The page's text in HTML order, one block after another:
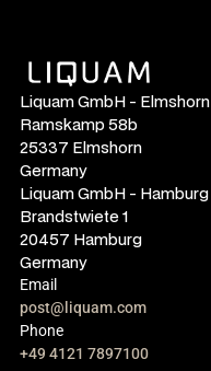
Liquam GmbH - Elmshorn
Ramskamp 58b
25337 Elmshorn
Germany
Liquam GmbH - Hamburg
Brandstwiete 1
20457 Hamburg
Germany
Email
post@liquam.com
Phone
+49 4121 7897100